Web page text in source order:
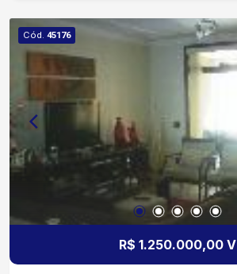
Cód. 45176
R$ 1.250.000,00 V